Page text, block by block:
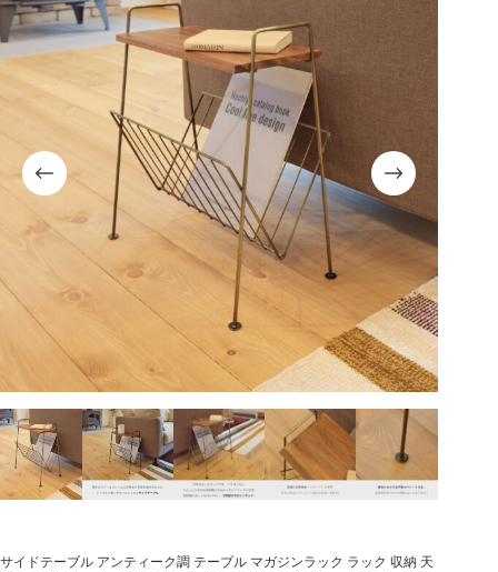
サイドテーブル アンティーク調 テーブル マガジンラック ラック 収納 天